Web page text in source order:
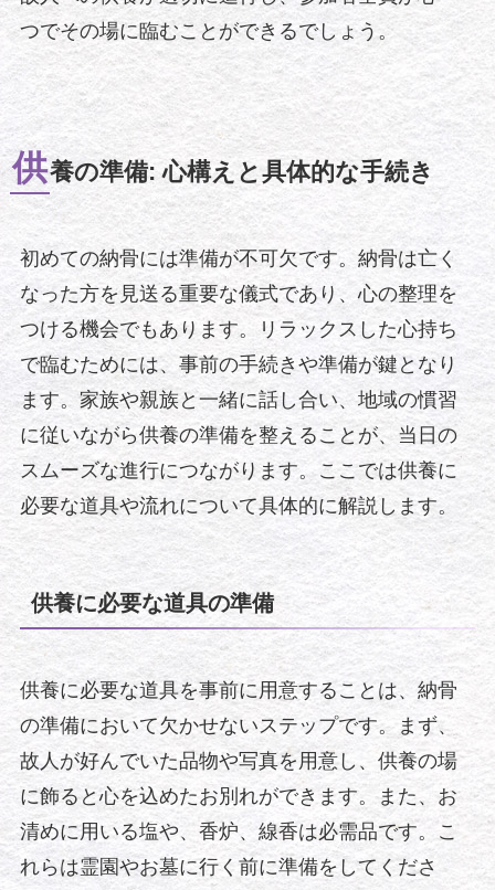
つでその場に臨むことができるでしょう。
供養の準備: 心構えと具体的な手続き
初めての納骨には準備が不可欠です。納骨は亡く
なった方を見送る重要な儀式であり、心の整理を
つける機会でもあります。リラックスした心持ち
で臨むためには、事前の手続きや準備が鍵となり
ます。家族や親族と一緒に話し合い、地域の慣習
に従いながら供養の準備を整えることが、当日の
スムーズな進行につながります。ここでは供養に
必要な道具や流れについて具体的に解説します。
供養に必要な道具の準備
供養に必要な道具を事前に用意することは、納骨
の準備において欠かせないステップです。まず、
故人が好んでいた品物や写真を用意し、供養の場
に飾ると心を込めたお別れができます。また、お
清めに用いる塩や、香炉、線香は必需品です。こ
れらは霊園やお墓に行く前に準備をしてくださ